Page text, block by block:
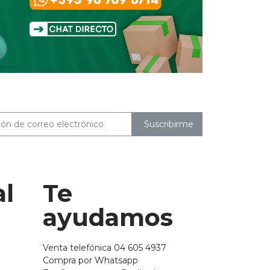
Suscribirme
Te
ayudamos
Venta telefónica 04 605 4937
Compra por Whatsapp